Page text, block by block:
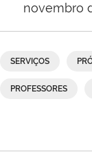
novembro
SERVIÇOS
PROFESSORES